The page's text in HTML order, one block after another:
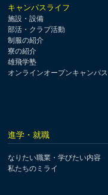
キャンパスライフ
施設・設備
部活・クラブ活動
制服の紹介
寮の紹介
雄飛学塾
オンラインオープンキャンパス
進学・就職
なりたい職業・学びたい内容
私たちのミライ